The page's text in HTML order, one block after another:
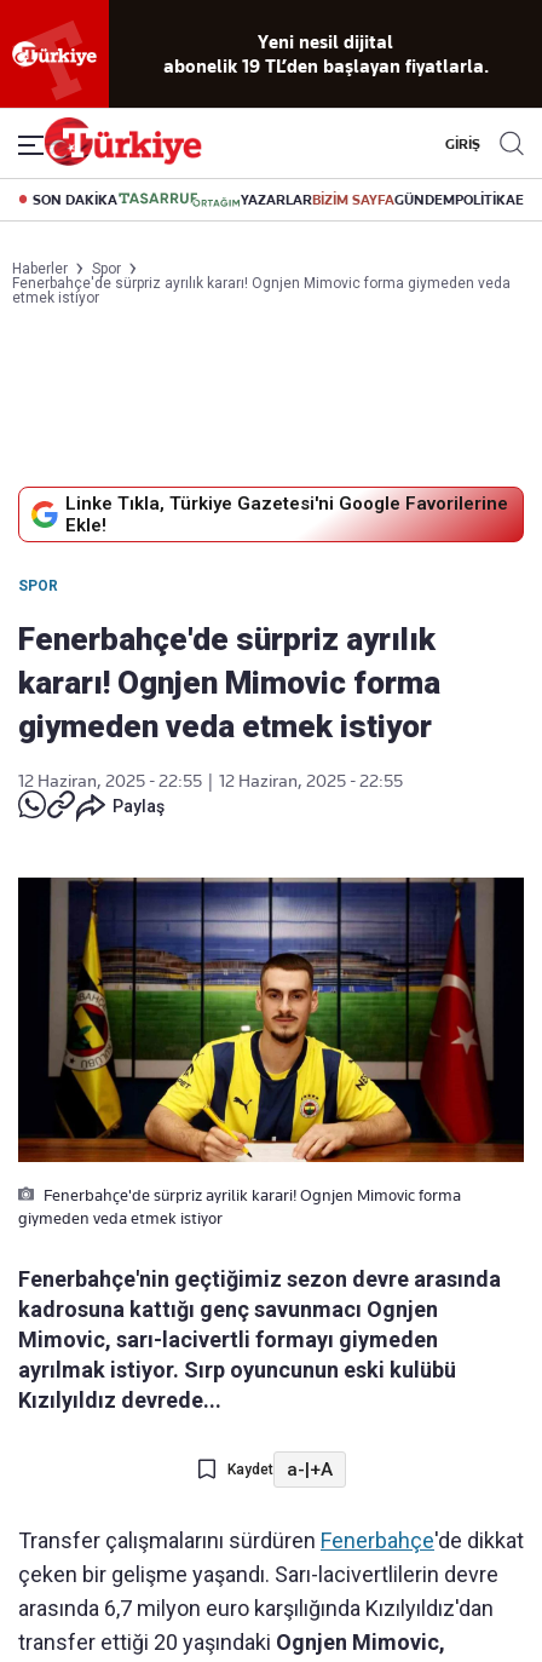
okuma
deneyimi
dijital arşiv
Akıllı haber
asistanı
Eski gazeteleri
indirme
canlı soru
cevap
GİRİŞ
SON DAKİKA YAZARLARBİZİM SAYFAGÜNDEMPOLİTİKA
Haberler
Spor
Fenerbahçe'de sürpriz ayrılık kararı! Ognjen Mimovic forma giymeden veda
etmek istiyor
Linke Tıkla, Türkiye Gazetesi'ni Google Favorilerine
Ekle!
SPOR
Fenerbahçe'de sürpriz ayrılık
kararı! Ognjen Mimovic forma
giymeden veda etmek istiyor
12 Haziran, 2025 - 22:55
12 Haziran, 2025 - 22:55
Paylaş
Fenerbahçe'de sürpriz ayrilik karari! Ognjen Mimovic forma
giymeden veda etmek istiyor
Fenerbahçe'nin geçtiğimiz sezon devre arasında
kadrosuna kattığı genç savunmacı Ognjen
Mimovic, sarı-lacivertli formayı giymeden
ayrılmak istiyor. Sırp oyuncunun eski kulübü
Kızılyıldız devrede...
Kaydet a-|+A
Transfer çalışmalarını sürdüren Fenerbahçe'de dikkat
çeken bir gelişme yaşandı. Sarı-lacivertlilerin devre
arasında 6,7 milyon euro karşılığında Kızılyıldız'dan
transfer ettiği 20 yaşındaki Ognjen Mimovic,